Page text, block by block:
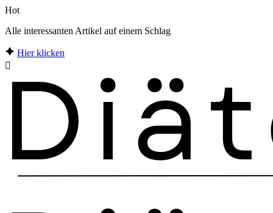
Hot
Alle interessanten Artikel auf einem Schlag
Hier klicken